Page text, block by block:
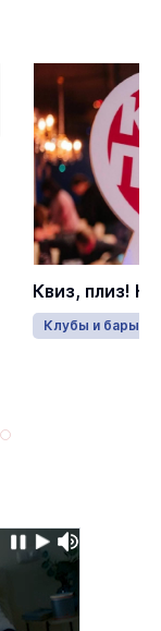
Квиз, плиз!
Клубы и бары